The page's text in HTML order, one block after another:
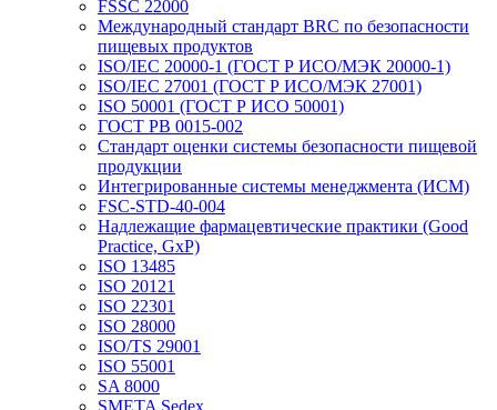
FSSC 22000
Международный стандарт BRC по безопасности
пищевых продуктов
ISO/IEC 20000-1 (ГОСТ Р ИСО/МЭК 20000-1)
ISO/IEC 27001 (ГОСТ Р ИСО/МЭК 27001)
ISO 50001 (ГОСТ Р ИСО 50001)
ГОСТ РВ 0015-002
Стандарт оценки системы безопасности пищевой
продукции
Интегрированные системы менеджмента (ИСМ)
FSC-STD-40-004
Надлежащие фармацевтические практики (Good
Practice, GxP)
ISO 13485
ISO 20121
ISO 22301
ISO 28000
ISO/TS 29001
ISO 55001
SA 8000
SMETA Sedex